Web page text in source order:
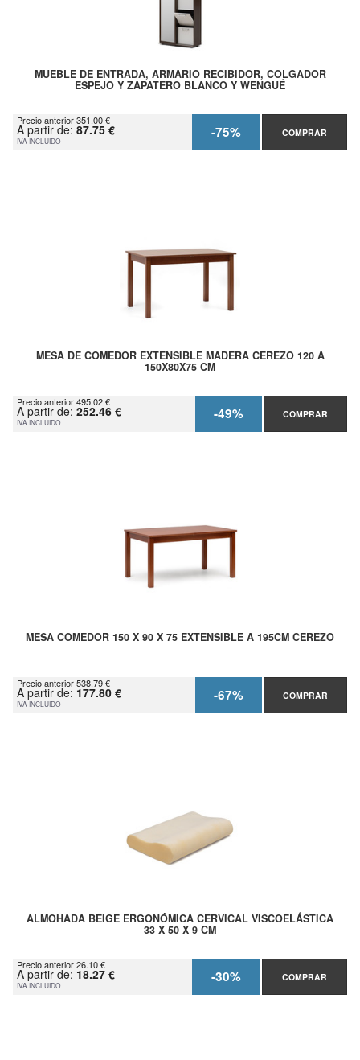
MUEBLE DE ENTRADA, ARMARIO RECIBIDOR, COLGADOR
ESPEJO Y ZAPATERO BLANCO Y WENGUÉ
Precio anterior 351.00 €
A partir de: 87.75 €
IVA INCLUIDO -75% COMPRAR
MESA DE COMEDOR EXTENSIBLE MADERA CEREZO 120 A
150X80X75 CM
Precio anterior 495.02 €
A partir de: 252.46 €
IVA INCLUIDO -49% COMPRAR
MESA COMEDOR 150 X 90 X 75 EXTENSIBLE A 195CM CEREZO
Precio anterior 538.79 €
A partir de: 177.80 €
IVA INCLUIDO -67% COMPRAR
ALMOHADA BEIGE ERGONÓMICA CERVICAL VISCOELÁSTICA
33 X 50 X 9 CM
Precio anterior 26.10 €
A partir de: 18.27 €
IVA INCLUIDO -30% COMPRAR